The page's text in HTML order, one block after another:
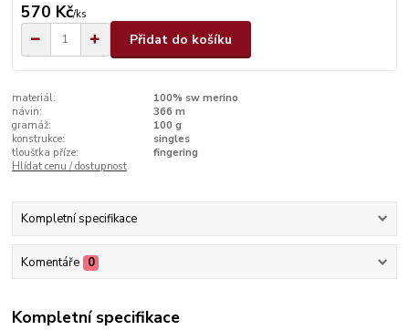
570 Kč/ks
Přidat do košíku
materiál:
100% sw merino
návin:
366 m
gramáž:
100 g
konstrukce:
singles
tloušťka příze:
fingering
Hlídat cenu / dostupnost
Kompletní specifikace
Komentáře 0
Kompletní specifikace